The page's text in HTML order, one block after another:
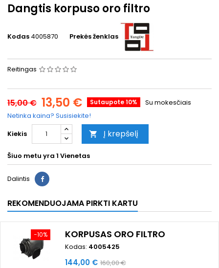
Dangtis korpuso oro filtro
Kodas 4005870 Prekės ženklas
Reitingas
15,00 € 13,50 € Sutaupote 10%
Su mokesčiais
Netinka kaina? Susisiekite!
Kiekis
 Į krepšelį
Šiuo metu yra 1 Vienetas
Dalintis
REKOMENDUOJAMA PIRKTI KARTU
−10% KORPUSAS ORO FILTRO
Kodas: 4005425
Kaina
144,00 € Bazinė
160,00 €